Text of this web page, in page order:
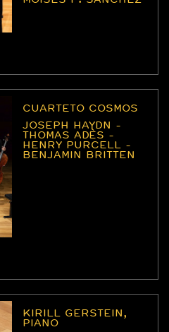
CUARTETO COSMOS
JOSEPH HAYDN -
THOMAS ADÈS -
HENRY PURCELL -
BENJAMIN BRITTEN
KIRILL GERSTEIN,
PIANO